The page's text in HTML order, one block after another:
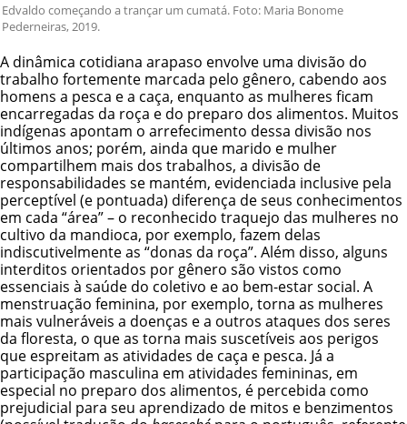
Edvaldo começando a trançar um cumatá. Foto: Maria Bonome
Pederneiras, 2019.
A dinâmica cotidiana arapaso envolve uma divisão do
trabalho fortemente marcada pelo gênero, cabendo aos
homens a pesca e a caça, enquanto as mulheres ficam
encarregadas da roça e do preparo dos alimentos. Muitos
indígenas apontam o arrefecimento dessa divisão nos
últimos anos; porém, ainda que marido e mulher
compartilhem mais dos trabalhos, a divisão de
responsabilidades se mantém, evidenciada inclusive pela
perceptível (e pontuada) diferença de seus conhecimentos
em cada “área” – o reconhecido traquejo das mulheres no
cultivo da mandioca, por exemplo, fazem delas
indiscutivelmente as “donas da roça”. Além disso, alguns
interditos orientados por gênero são vistos como
essenciais à saúde do coletivo e ao bem-estar social. A
menstruação feminina, por exemplo, torna as mulheres
mais vulneráveis a doenças e a outros ataques dos seres
da floresta, o que as torna mais suscetíveis aos perigos
que espreitam as atividades de caça e pesca. Já a
participação masculina em atividades femininas, em
especial no preparo dos alimentos, é percebida como
prejudicial para seu aprendizado de mitos e benzimentos